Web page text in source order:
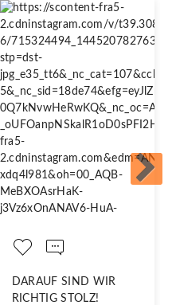
DARAUF SIND WIR
RICHTIG STOLZ!